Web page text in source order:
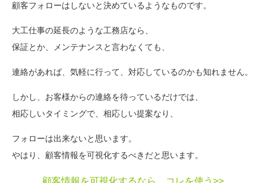
顧客フォローはしないと決めているようなものです。
大工仕事の延長のような工務店なら、
保証とか、メンテナンスと言わなくても、
連絡があれば、気軽に行って、対応しているのかも知れません。
しかし、お客様からの連絡を待っているだけでは、
相応しいタイミングで、相応しい提案なり、
フォローは出来ないと思います。
やはり、顧客情報を可視化するべきだと思います。